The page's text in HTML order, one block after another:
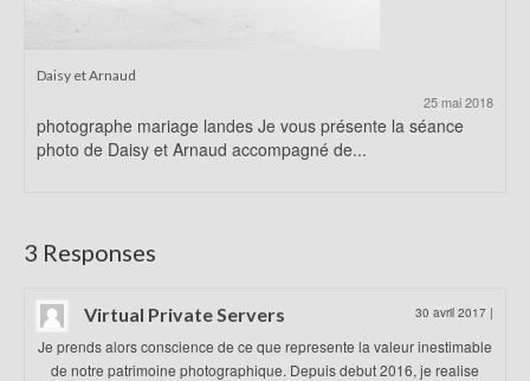
Daisy et Arnaud
25 mai 2018
photographe mariage landes Je vous présente la séance
photo de Daisy et Arnaud accompagné de...
3 Responses
Virtual Private Servers 30 avril 2017 |
Je prends alors conscience de ce que represente la valeur inestimable
de notre patrimoine photographique. Depuis debut 2016, je realise